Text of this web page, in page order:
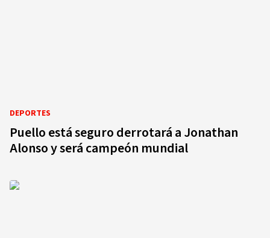
DEPORTES
Puello está seguro derrotará a Jonathan
Alonso y será campeón mundial